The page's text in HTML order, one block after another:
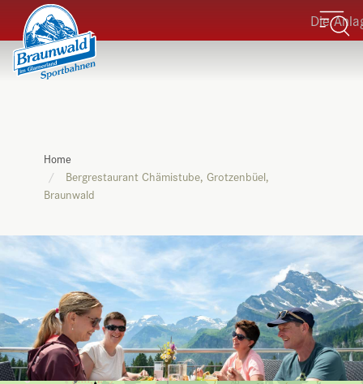
Die
Home
Bergrestaurant Chämistube, Grotzenbüel,
Braunwald